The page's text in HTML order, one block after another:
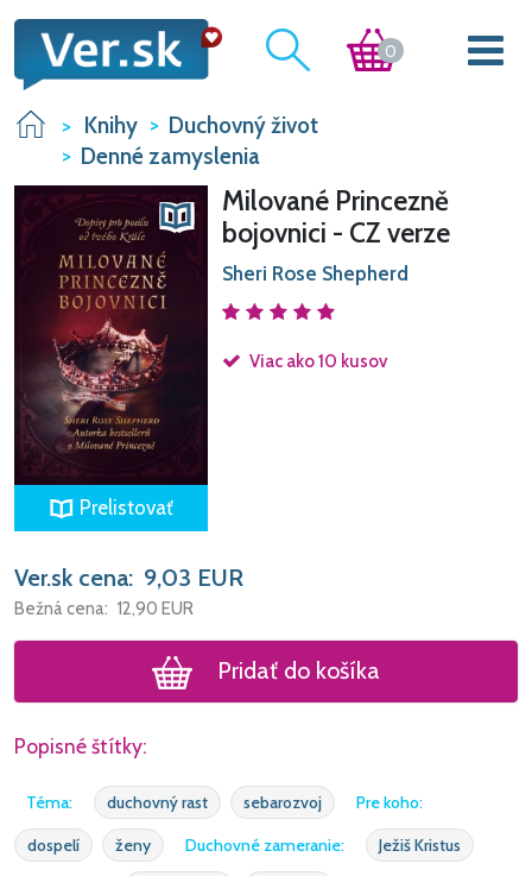
0
Knihy
Duchovný život
Denné zamyslenia
Prelistovať
Milované Princezně
bojovnici - CZ verze
Sheri Rose Shepherd
Viac ako 10 kusov
Ver.sk cena: 9,03 EUR
Bežná cena: 12,90 EUR
Pridať do košíka
Popisné štítky:
Téma: duchovný rast sebarozvoj
Pre koho:
dospelí
ženy Duchovné zameranie:
Ježiš Kristus